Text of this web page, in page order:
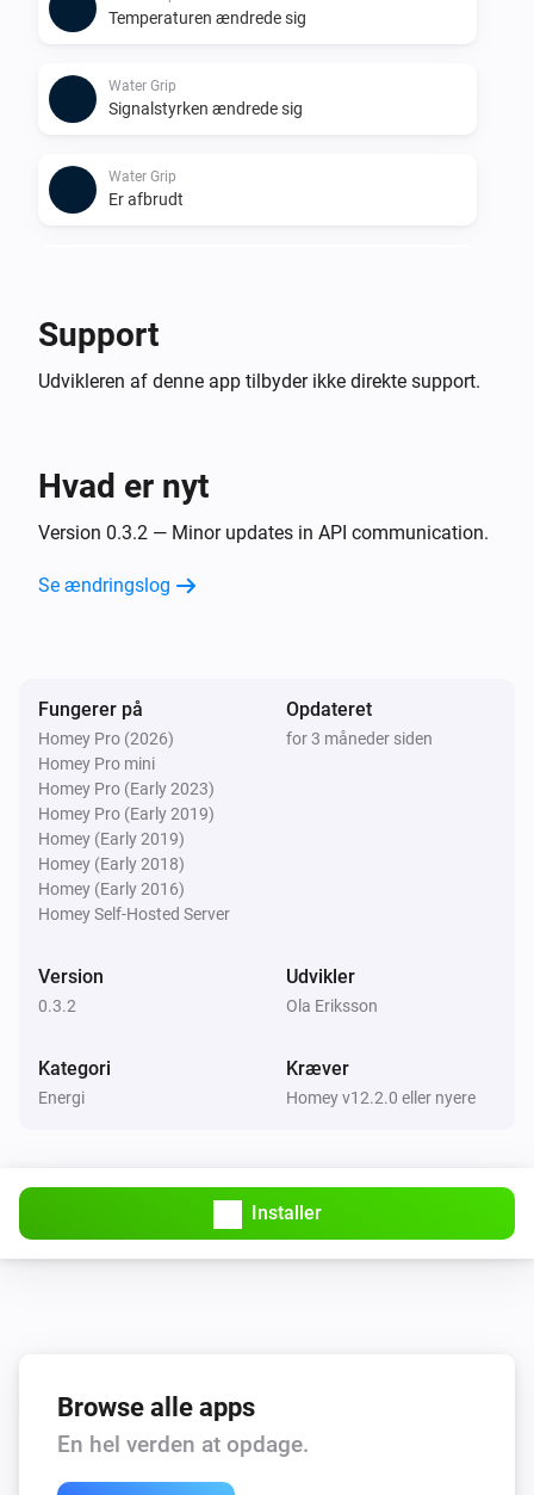
Temperaturen ændrede sig
Water Grip
Signalstyrken ændrede sig
Water Grip
Er afbrudt
Water Grip
Er tilsluttet
Support
Udvikleren af denne app tilbyder ikke direkte support.
Hvad er nyt
Version 0.3.2 — Minor updates in API communication.
Se ændringslog
Fungerer på
Homey Pro (2026)
Homey Pro mini
Homey Pro (Early 2023)
Homey Pro (Early 2019)
Homey (Early 2019)
Homey (Early 2018)
Homey (Early 2016)
Homey Self-Hosted Server
Opdateret
for 3 måneder siden
Version
0.3.2
Udvikler
Ola Eriksson
Kategori
Energi
Kræver
Homey v12.2.0 eller nyere
Installer
Browse alle apps
En hel verden at opdage.